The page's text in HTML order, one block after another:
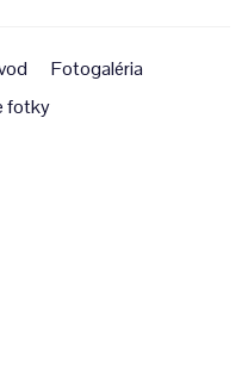
Fotogaléria
fotky